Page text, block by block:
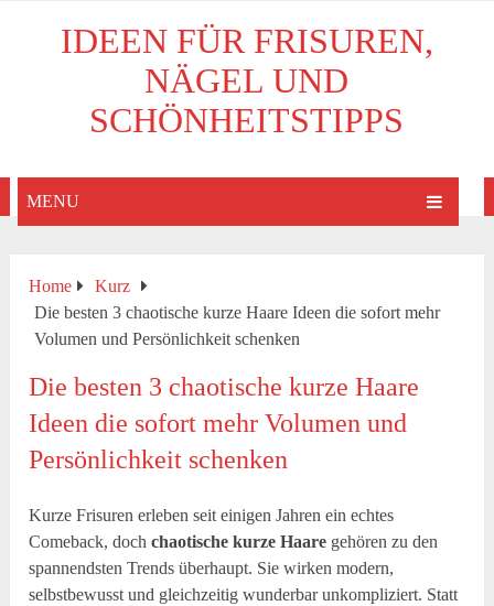
IDEEN FÜR FRISUREN,
NÄGEL UND
SCHÖNHEITSTIPPS
MENU
Home
Kurz
Die besten 3 chaotische kurze Haare Ideen die sofort mehr
Volumen und Persönlichkeit schenken
Die besten 3 chaotische kurze Haare
Ideen die sofort mehr Volumen und
Persönlichkeit schenken
Kurze Frisuren erleben seit einigen Jahren ein echtes
Comeback, dochchaotische kurze Haare gehören zu den
spannendsten Trends überhaupt. Sie wirken modern,
selbstbewusst und gleichzeitig wunderbar unkompliziert. Statt